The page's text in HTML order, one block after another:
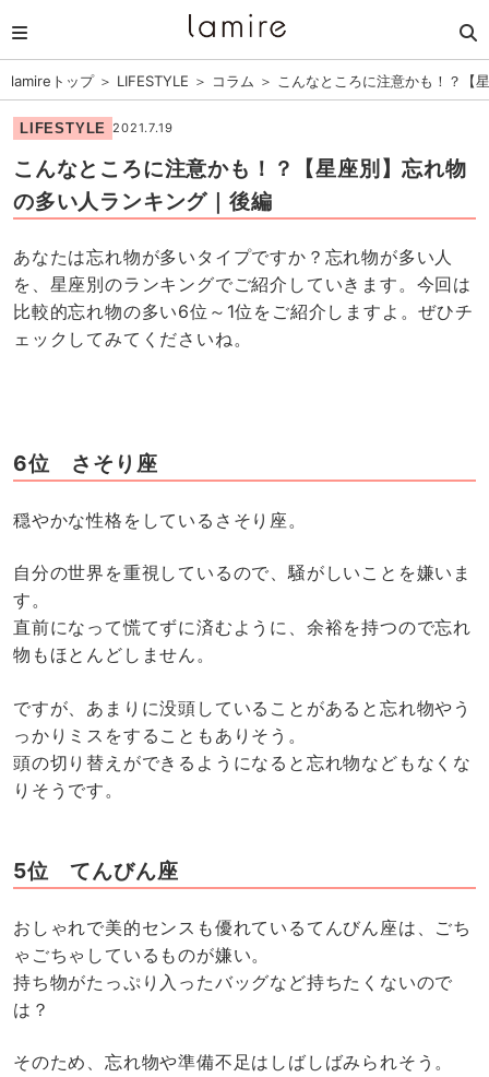
lamireトップ＞ LIFESTYLE ＞ コラム ＞ こんなところに注意かも！？【
LIFESTYLE 2021.7.19
こんなところに注意かも！？【星座別】忘れ物
の多い人ランキング｜後編
あなたは忘れ物が多いタイプですか？忘れ物が多い人
を、星座別のランキングでご紹介していきます。今回は
比較的忘れ物の多い6位～1位をご紹介しますよ。ぜひチ
ェックしてみてくださいね。
6位 さそり座
穏やかな性格をしているさそり座。
自分の世界を重視しているので、騒がしいことを嫌いま
す。
直前になって慌てずに済むように、余裕を持つので忘れ
物もほとんどしません。
ですが、あまりに没頭していることがあると忘れ物やう
っかりミスをすることもありそう。
頭の切り替えができるようになると忘れ物などもなくな
りそうです。
5位 てんびん座
おしゃれで美的センスも優れているてんびん座は、ごち
ゃごちゃしているものが嫌い。
持ち物がたっぷり入ったバッグなど持ちたくないので
は？
そのため、忘れ物や準備不足はしばしばみられそう。